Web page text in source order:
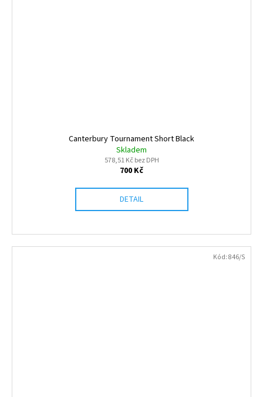
Canterbury Tournament Short Black
Skladem
578,51 Kč bez DPH
700 Kč
DETAIL
Kód:846/S